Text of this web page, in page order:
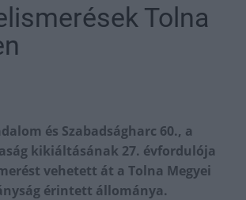
Tolna
és Szabadságharc 60., a
kikiáltásának 27. évfordulója
vehetett át a Tolna Megyei
érintett állománya.